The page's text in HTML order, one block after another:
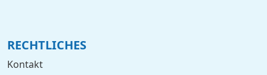
RECHTLICHES
Kontakt